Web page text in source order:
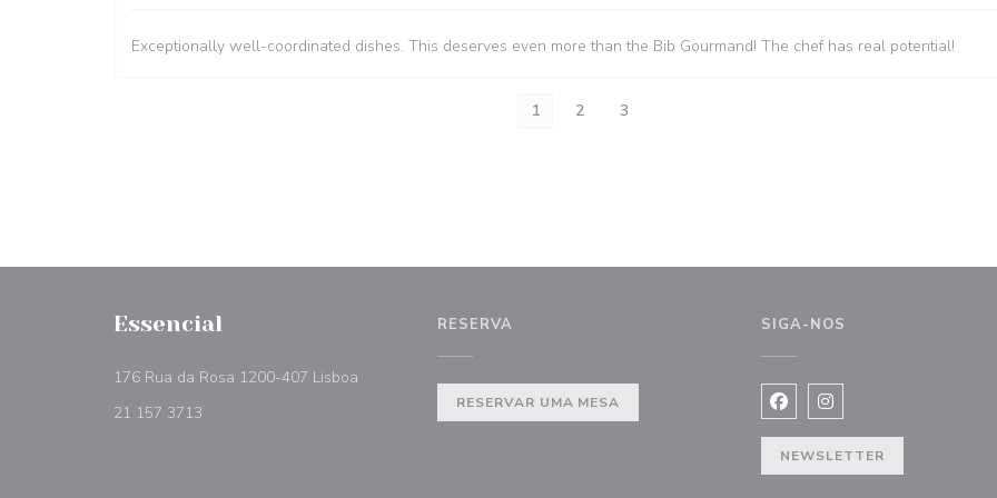
Exceptionally well-coordinated dishes. This deserves even more than the Bib Gourmand! The chef has real potential!
1 2 3
Essencial
176 Rua da Rosa 1200-407 Lisboa
21 157 3713
RESERVA
RESERVAR UMA MESA
SIGA-NOS
Facebook ((abre numa nova
Instagram ((abre numa
NEWSLETTER